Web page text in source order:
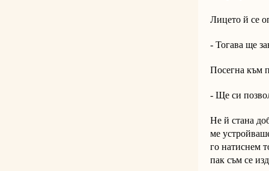
Лицето й се
- Тогава ще
Посегна към
- Ще си
Не й стана
ме
го натиснем
пак съм се